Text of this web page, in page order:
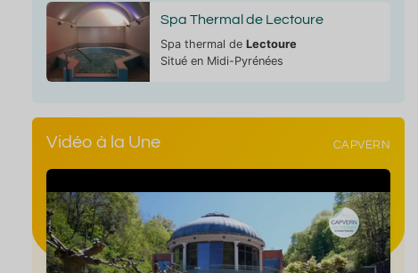
Spa Thermal de Lectoure
Spa thermal de Lectoure
Situé en Midi-Pyrénées
Vidéo à la Une CAPVERN